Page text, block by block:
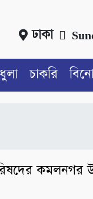
ঢাকা
চাকরি
কমলনগর